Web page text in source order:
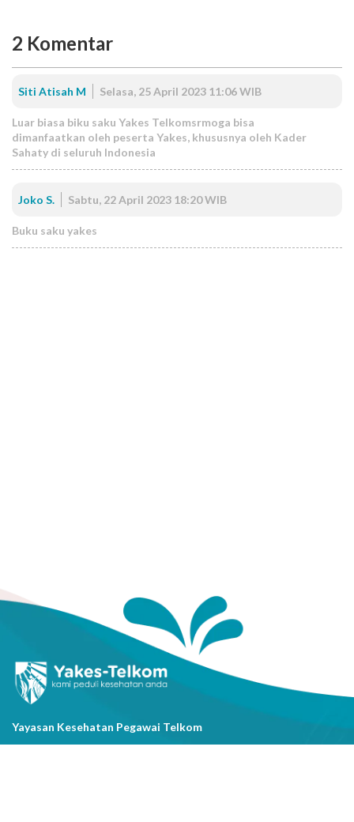
2 Komentar
Siti Atisah M Selasa, 25 April 2023 11:06 WIB
Luar biasa biku saku Yakes Telkomsrmoga bisa
dimanfaatkan oleh peserta Yakes, khususnya oleh Kader
Sahaty di seluruh Indonesia
Joko S. Sabtu, 22 April 2023 18:20 WIB
Buku saku yakes
Yayasan Kesehatan Pegawai Telkom